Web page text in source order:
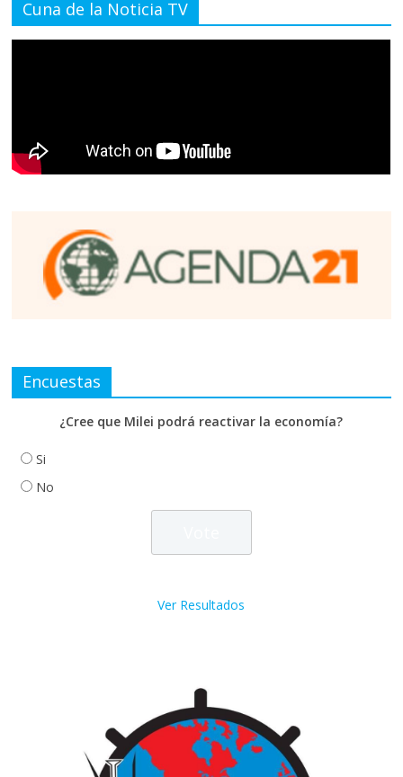
Cuna de la Noticia TV
Encuestas
¿Cree que Milei podrá reactivar la economía?
Si
No
Ver Resultados